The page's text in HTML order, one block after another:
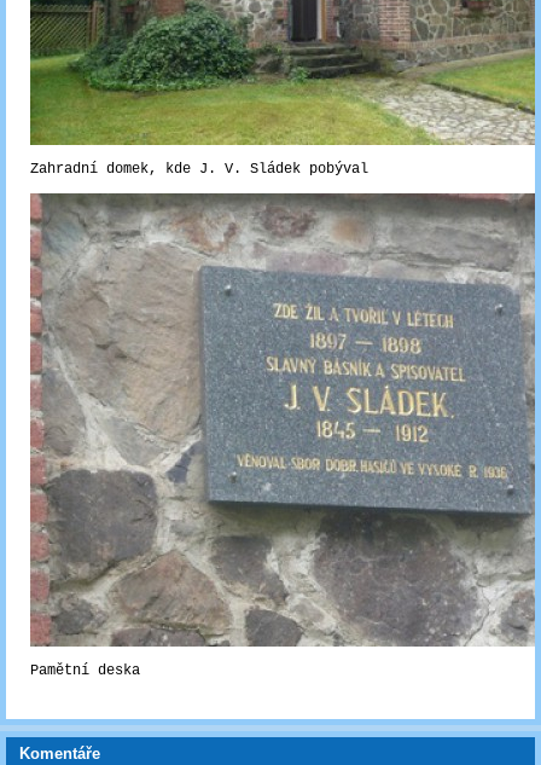
Zahradní domek, kde J. V. Sládek pobýval
Pamětní deska
Komentáře